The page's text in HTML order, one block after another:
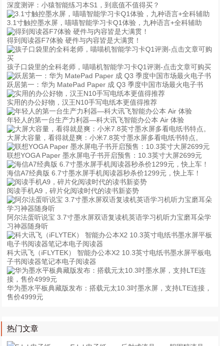
深度测评：小猿智能练习本S1，到底值不值得买？
3.1寸触控墨水屏，喵喵智能学习卡Q1体验，九种语言+全科辅助
得到阅读器F7体验 硬件与内容皆是大满贯！
孩子口袋里的全科老师，喵喵机智能学习卡Q1评测-点击文章可购买
跃居第一：华为 MatePad Paper 成 Q3 季度中国市场最火电子书
实用的办公好物，汉王N10手写电纸本更值得推荐
年轻人的第一台生产力利器—科大讯飞智能办公本 Air 体验
大屏大容量，看得就是爽：小米7.8英寸墨水屏多看电纸书特点。
联想YOGA Paper 墨水屏电子书开启预售：10.3英寸大屏2699元
海信A7经典版 6.7寸墨水屏手机阅读器秒杀价1299元，快上车！
阅读手机A9，碎片化阅读时代的读书新姿势
阿尔法蛋听说宝 3.7寸墨水屏双语复读机英语学习机听力宝磨耳朵学
习神器随身听
科大讯飞（iFLYTEK） 智能办公本X2 10.3英寸电纸书墨水屏平板电
子书阅读器笔记本电子阅读器
华为墨水平板典藏版发布：搭载元太10.3吋墨水屏，支持LTE连接，
售价4999元
热门文章